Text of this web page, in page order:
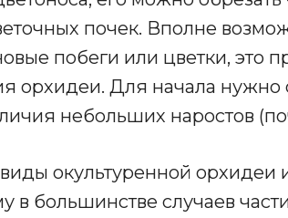
почек. Вполне
побеги или цветки, это
орхидеи. Для начала нужно
небольших наростов
виды окультуренной орхидеи
в большинстве случаев